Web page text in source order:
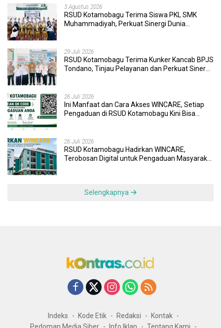
3 Agustus 2026
RSUD Kotamobagu Terima Siswa PKL SMK
Muhammadiyah, Perkuat Sinergi Dunia
29 Juli 2026
RSUD Kotamobagu Terima Kunker Kancab BPJS
Tondano, Tinjau Pelayanan dan Perkuat Sinergi
26 Juli 2026
Ini Manfaat dan Cara Akses WINCARE, Setiap
Pengaduan di RSUD Kotamobagu Kini Bisa
26 Juli 2026
RSUD Kotamobagu Hadirkan WINCARE,
Terobosan Digital untuk Pengaduan Masyarakat
Selengkapnya
Indeks Kode Etik Redaksi
Kontak